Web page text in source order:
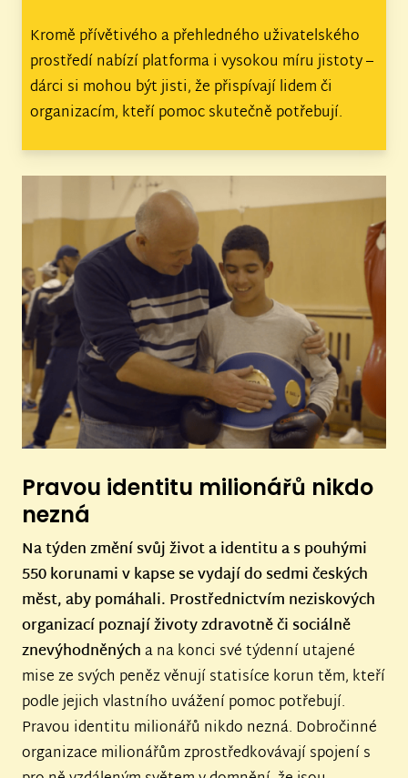
Kromě přívětivého a přehledného uživatelského
prostředí nabízí platforma i vysokou míru jistoty –
dárci si mohou být jisti, že přispívají lidem či
organizacím, kteří pomoc skutečně potřebují.
Pravou identitu milionářů nikdo
nezná
Na týden změní svůj život a identitu a s pouhými
550 korunami v kapse se vydají do sedmi českých
měst, aby pomáhali. Prostřednictvím neziskových
organizací poznají životy zdravotně či sociálně
znevýhodněnýcha na konci své týdenní utajené
mise ze svých peněz věnují statisíce korun těm, kteří
podle jejich vlastního uvážení pomoc potřebují.
Pravou identitu milionářů nikdo nezná. Dobročinné
organizace milionářům zprostředkovávají spojení s